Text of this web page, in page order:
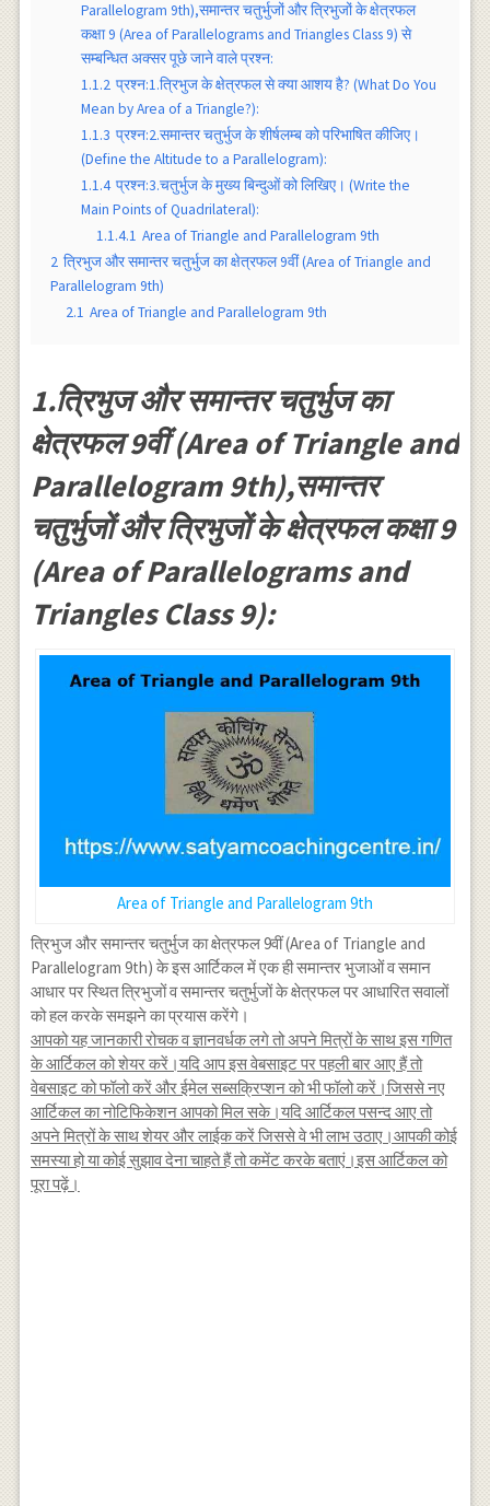
Parallelogram 9th),समान्तर चतुर्भुजों और त्रिभुजों के क्षेत्रफल
कक्षा 9 (Area of Parallelograms and Triangles Class 9) से
सम्बन्धित अक्सर पूछे जाने वाले प्रश्न:
1.1.2 प्रश्न:1.त्रिभुज के क्षेत्रफल से क्या आशय है? (What Do You
Mean by Area of a Triangle?):
1.1.3 प्रश्न:2.समान्तर चतुर्भुज के शीर्षलम्ब को परिभाषित कीजिए।
(Define the Altitude to a Parallelogram):
1.1.4 प्रश्न:3.चतुर्भुज के मुख्य बिन्दुओं को लिखिए। (Write the
Main Points of Quadrilateral):
1.1.4.1 Area of Triangle and Parallelogram 9th
2 त्रिभुज और समान्तर चतुर्भुज का क्षेत्रफल 9वीं (Area of Triangle and
Parallelogram 9th)
2.1 Area of Triangle and Parallelogram 9th
1.त्रिभुज और समान्तर चतुर्भुज का
क्षेत्रफल 9वीं (Area of Triangle and
Parallelogram 9th),समान्तर
चतुर्भुजों और त्रिभुजों के क्षेत्रफल कक्षा 9
(Area of Parallelograms and
Triangles Class 9):
Area of Triangle and Parallelogram 9th
त्रिभुज और समान्तर चतुर्भुज का क्षेत्रफल 9वीं (Area of Triangle and
Parallelogram 9th) के इस आर्टिकल में एक ही समान्तर भुजाओं व समान
आधार पर स्थित त्रिभुजों व समान्तर चतुर्भुजों के क्षेत्रफल पर आधारित सवालों
को हल करके समझने का प्रयास करेंगे।
आपको यह जानकारी रोचक व ज्ञानवर्धक लगे तो अपने मित्रों के साथ इस गणित
के आर्टिकल को शेयर करें।यदि आप इस वेबसाइट पर पहली बार आए हैं तो
वेबसाइट को फॉलो करें और ईमेल सब्सक्रिप्शन को भी फॉलो करें।जिससे नए
आर्टिकल का नोटिफिकेशन आपको मिल सके।यदि आर्टिकल पसन्द आए तो
अपने मित्रों के साथ शेयर और लाईक करें जिससे वे भी लाभ उठाए।आपकी कोई
समस्या हो या कोई सुझाव देना चाहते हैं तो कमेंट करके बताएं।इस आर्टिकल को
पूरा पढ़ें।